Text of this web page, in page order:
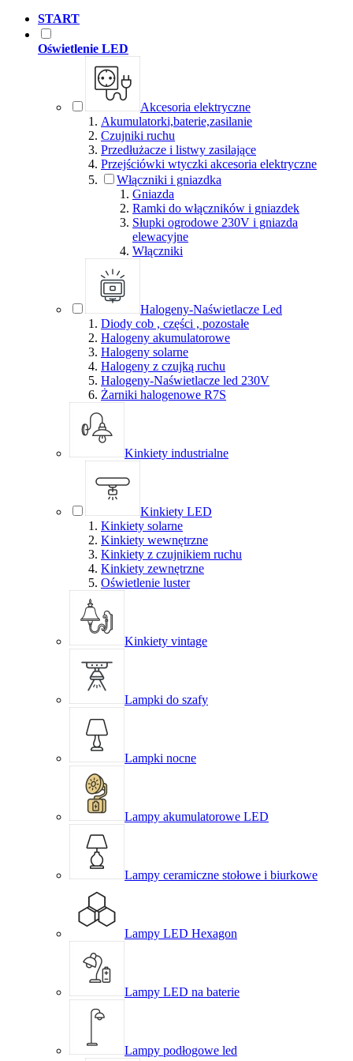
START
Oświetlenie LED
Akcesoria elektryczne
Akumulatorki,baterie,zasilanie
Czujniki ruchu
Przedłużacze i listwy zasilające
Przejściówki wtyczki akcesoria elektryczne
Włączniki i gniazdka
Gniazda
Ramki do włączników i gniazdek
Słupki ogrodowe 230V i gniazda
elewacyjne
Włączniki
Halogeny-Naświetlacze Led
Diody cob , części , pozostałe
Halogeny akumulatorowe
Halogeny solarne
Halogeny z czujką ruchu
Halogeny-Naświetlacze led 230V
Żarniki halogenowe R7S
Kinkiety industrialne
Kinkiety LED
Kinkiety solarne
Kinkiety wewnętrzne
Kinkiety z czujnikiem ruchu
Kinkiety zewnętrzne
Oświetlenie luster
Kinkiety vintage
Lampki do szafy
Lampki nocne
Lampy akumulatorowe LED
Lampy ceramiczne stołowe i biurkowe
Lampy LED Hexagon
Lampy LED na baterie
Lampy podłogowe led